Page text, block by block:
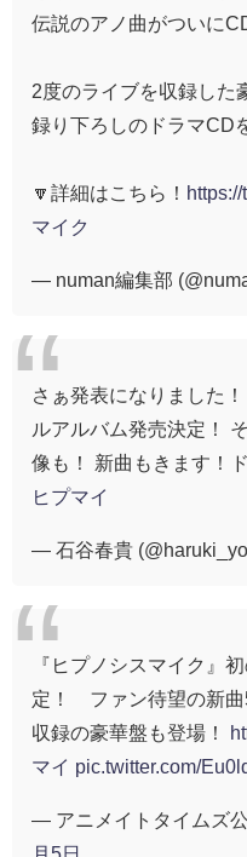
伝説のアノ曲がついに
2度のライブを収録した
録り下ろしのドラマCD
🔽詳細はこちら！
マイク
— numan編集部
さぁ発表になりました
ルアルバム発売決定！
像も！ 新曲もきます！
ヒプマイ
— 石谷春貴
『ヒプノシスマイク』
定！ ファン待望の新曲
収録の豪華盤も登場！
マイ pic.twitter.com/
— アニメイトタイムズ